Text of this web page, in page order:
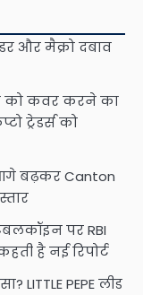
और मैक्रो दबाव
को कवर करने का
ट्रेडर्स को
बढ़कर Canton
पर RBI
है नई रिपोर्ट
LITTLE PEPE लीड